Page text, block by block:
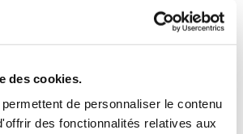
des cookies.
de personnaliser le contenu
des fonctionnalités relatives aux
publié son inventaire des
2025 au sein des installations